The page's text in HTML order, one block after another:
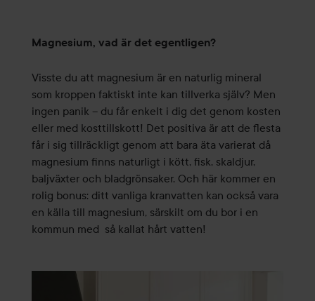
Magnesium, vad är det egentligen?
Visste du att magnesium är en naturlig mineral
som kroppen faktiskt inte kan tillverka själv? Men
ingen panik – du får enkelt i dig det genom kosten
eller med kosttillskott! Det positiva är att de flesta
får i sig tillräckligt genom att bara äta varierat då
magnesium finns naturligt i kött, fisk, skaldjur,
baljväxter och bladgrönsaker. Och här kommer en
rolig bonus: ditt vanliga kranvatten kan också vara
en källa till magnesium, särskilt om du bor i en
kommun med så kallat hårt vatten!